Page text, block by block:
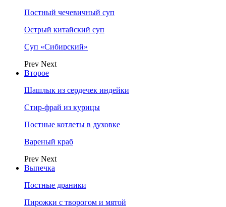
Постный чечевичный суп
Острый китайский суп
Суп «Сибирский»
Prev Next
Второе
Шашлык из сердечек индейки
Стир-фрай из курицы
Постные котлеты в духовке
Вареный краб
Prev Next
Выпечка
Постные драники
Пирожки с творогом и мятой